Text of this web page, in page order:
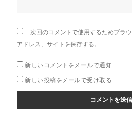
次回のコメントで使用するためブラ
アドレス、サイトを保存する。
新しいコメントをメールで通知
新しい投稿をメールで受け取る